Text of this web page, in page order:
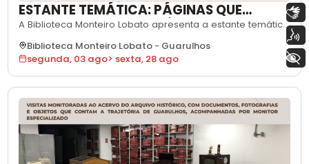
ESTANTE TEMÁTICA: PÁGINAS QUE
INSPIRAM – POVOS INDÍGENAS
A Biblioteca Monteiro Lobato apresenta a estante temática
indígenas e suas tradições, em referência ao Dia
Internacional dos Povos Indígenas. O projeto propõe
mostras ligadas a datas comemorativas e temas sociais
relevantes. Nesta edição, a seleçã
Biblioteca Monteiro Lobato - Guarulhos
segunda, 03 ago> sexta, 28 ago
Libras
+ Acessibilidade